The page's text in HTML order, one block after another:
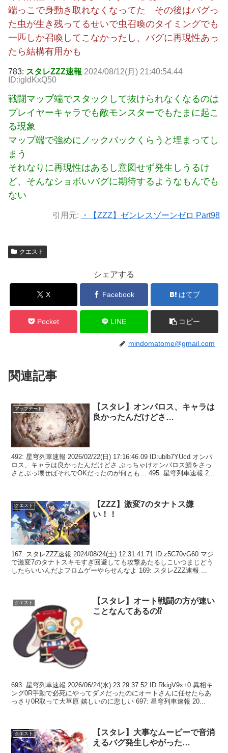
端っこで身動き取れなくなってた その後はバグっ
た虫が生き残ってるせいで虫召喚のタイミングでも
一匹しか召喚してこなかったし、バグに再現性あっ
たら結構有用かも
783: スタレZZZ速報 2024/08/12(月) 21:40:54.44
ID:igldKxQ50
戦闘マップ端でスタックして抜けられなくなるのは
プレイヤーキャラでも敵モンスターでもたまに起こ
る現象
マップ端で強めにノックバックくらうと埋まってし
まう
それなりに再現性はあるし意図せず発生しうるけ
ど、そんなショボいバグに期待するようなもんでも
ない
引用元: ・【ZZZ】ゼンレスゾーンゼロ Part98
クエスト
シェアする
X Facebook はてブ
Pocket LINE コピー
mindomatome@gmail.com
関連記事
アップデート
【スタレ】オンパロス、キャラは
良かったんだけどさ…
492: 星穹列車速報 2026/02/22(日) 17:16:46.09 ID:ublb7YUcd オンパ
ロス、キャラは良かったんだけどさ ぶっちゃけオンパロス鯖をさっ
さとぶっ壊せばそれでOKだったのが何とも… 495: 星穹列車速報 2...
クエスト
【ZZZ】激変7のタナトス嫌
い！！
167: スタレZZZ速報 2024/08/24(土) 12:31:41.71 ID:z5C70vG60 マジ
で激変7のタナトスキモすぎ回避しても攻撃あたるしこいつまじどう
したらいいんだよフロムゲーやらせんなよ 169: スタレZZZ速報 ...
クエスト
【スタレ】オート戦闘の方が速い
ことなんてあるの⁉
693: 星穹列車速報 2026/06/24(水) 23:29:37.52 ID:RkigV9x+0 異相キ
ング0R手動で必死にやってダメだったのにオートさんに任せたらあ
っさり0R取って大草原 嬉しいのに悲しい 697: 星穹列車速報 20...
クエスト
【スタレ】大事なムービーで音消
えるバグ発生しやがった…